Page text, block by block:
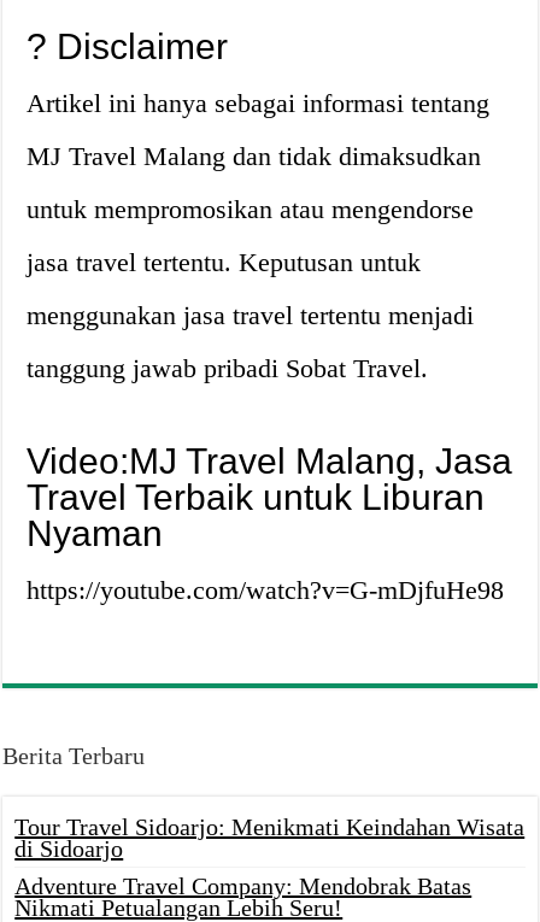
? Disclaimer
Artikel ini hanya sebagai informasi tentang
MJ Travel Malang dan tidak dimaksudkan
untuk mempromosikan atau mengendorse
jasa travel tertentu. Keputusan untuk
menggunakan jasa travel tertentu menjadi
tanggung jawab pribadi Sobat Travel.
Video:MJ Travel Malang, Jasa
Travel Terbaik untuk Liburan
Nyaman
https://youtube.com/watch?v=G-mDjfuHe98
Berita Terbaru
Tour Travel Sidoarjo: Menikmati Keindahan Wisata
di Sidoarjo
Adventure Travel Company: Mendobrak Batas
Nikmati Petualangan Lebih Seru!